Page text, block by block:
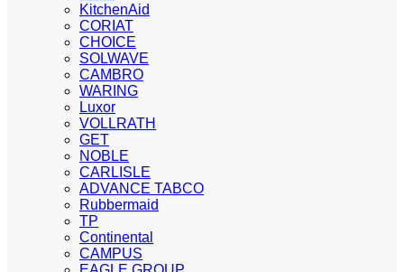
KitchenAid
CORIAT
CHOICE
SOLWAVE
CAMBRO
WARING
Luxor
VOLLRATH
GET
NOBLE
CARLISLE
ADVANCE TABCO
Rubbermaid
TP
Continental
CAMPUS